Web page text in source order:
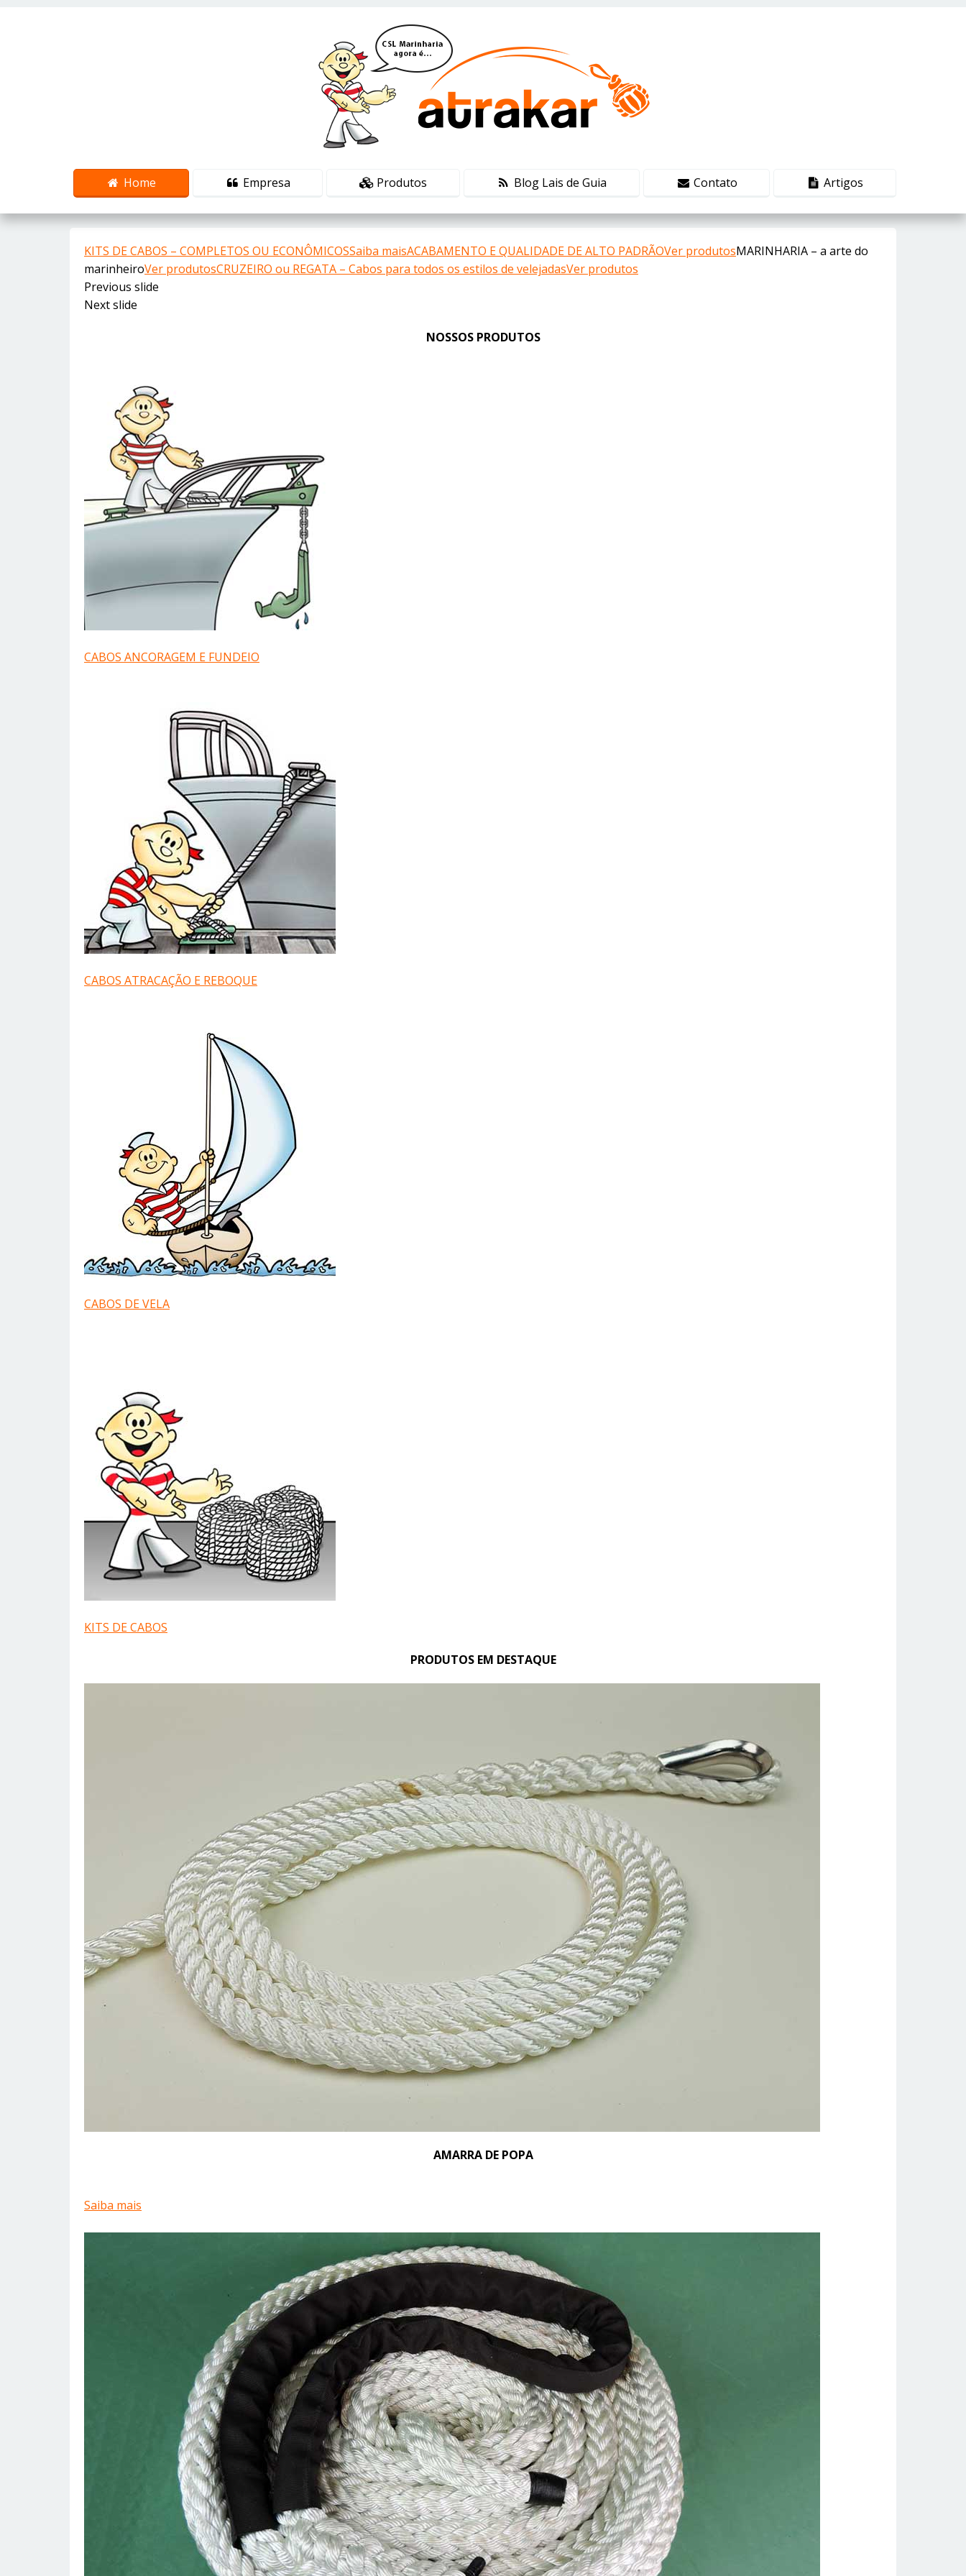
Home Empresa Produtos Blog Lais de Guia Contato Artigos
KITS DE CABOS – COMPLETOS OU ECONÔMICOSSaiba maisACABAMENTO E QUALIDADE DE ALTO PADRÃOVer produtosMARINHARIA – a arte do
marinheiroVer produtosCRUZEIRO ou REGATA – Cabos para todos os estilos de velejadasVer produtos
Previous slide
Next slide
NOSSOS PRODUTOS
CABOS ANCORAGEM E FUNDEIO
CABOS ATRACAÇÃO E REBOQUE
CABOS DE VELA
KITS DE CABOS
PRODUTOS EM DESTAQUE
AMARRA DE POPA
Saiba mais